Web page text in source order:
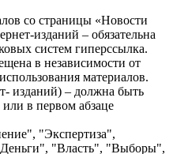
со страницы «Новости
изданий – обязательна
систем гиперссылка.
в независимости от
материалов.
изданий) – должна быть
в первом абзаце
"Экспертиза",
"Власть", "Выборы",